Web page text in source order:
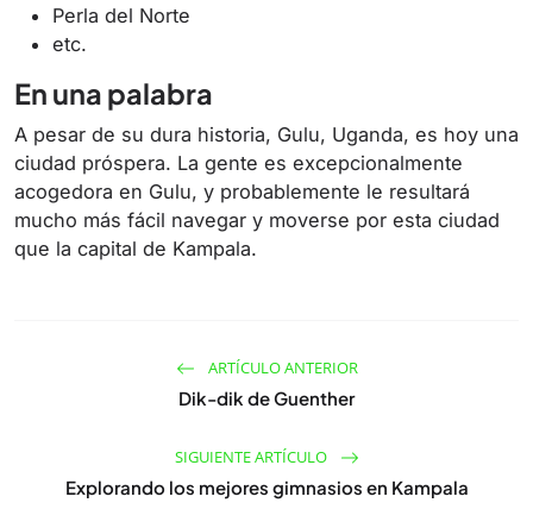
Perla del Norte
etc.
En una palabra
A pesar de su dura historia, Gulu, Uganda, es hoy una
ciudad próspera. La gente es excepcionalmente
acogedora en Gulu, y probablemente le resultará
mucho más fácil navegar y moverse por esta ciudad
que la capital de Kampala.
ARTÍCULO ANTERIOR
Dik-dik de Guenther
SIGUIENTE ARTÍCULO
Explorando los mejores gimnasios en Kampala